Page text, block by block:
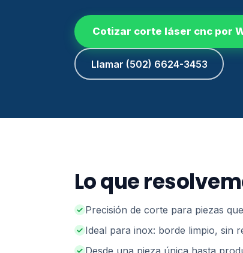
Cotizar corte láser cnc por
Llamar (502) 6624-3453
Lo que
Precisión de corte para piezas
Ideal para inox: borde limpio, sin
Desde una pieza única hasta